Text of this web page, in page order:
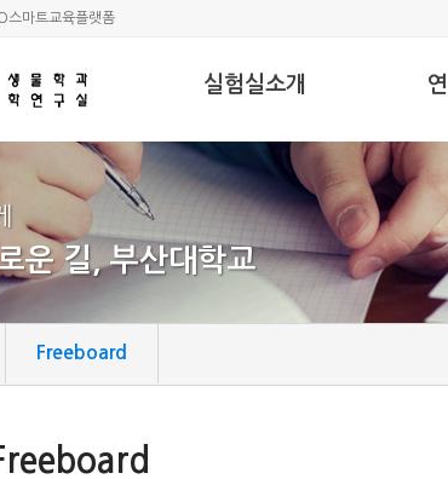
스마트교육플랫폼
실험실소개
Professor
Members
운 길, 부산대학교
Freeboard